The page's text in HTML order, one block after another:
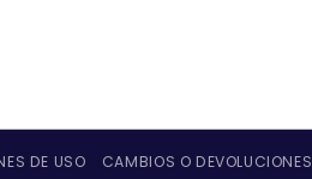
DE USO CAMBIOS O DEVOLUCIONES